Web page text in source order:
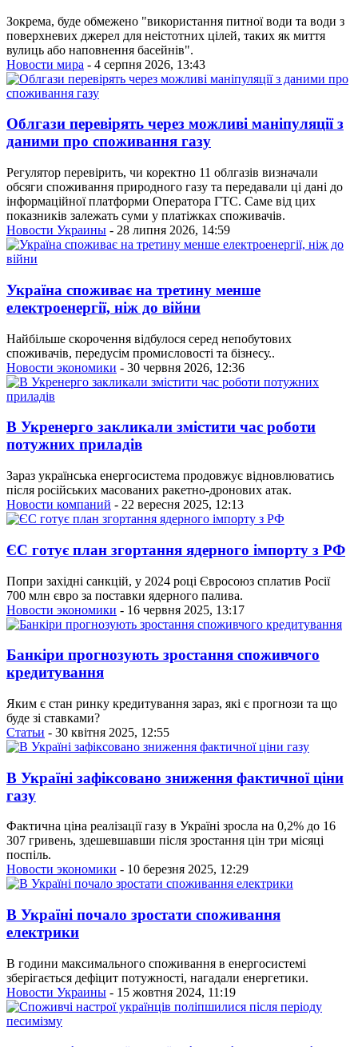
Зокрема, буде обмежено "використання питної води та води з
поверхневих джерел для неістотних цілей, таких як миття
вулиць або наповнення басейнів".
Новости мира - 4 серпня 2026, 13:43
Облгази перевірять через можливі маніпуляції з
даними про споживання газу
Регулятор перевірить, чи коректно 11 облгазів визначали
обсяги споживання природного газу та передавали ці дані до
інформаційної платформи Оператора ГТС. Саме від цих
показників залежать суми у платіжках споживачів.
Новости Украины - 28 липня 2026, 14:59
Україна споживає на третину менше
електроенергії, ніж до війни
Найбільше скорочення відбулося серед непобутових
споживачів, передусім промисловості та бізнесу..
Новости экономики - 30 червня 2026, 12:36
В Укренерго закликали змістити час роботи
потужних приладів
Зараз українська енергосистема продовжує відновлюватись
після російських масованих ракетно-дронових атак.
Новости компаний - 22 вересня 2025, 12:13
ЄС готує план згортання ядерного імпорту з РФ
Попри західні санкцій, у 2024 році Євросоюз сплатив Росії
700 млн євро за поставки ядерного палива.
Новости экономики - 16 червня 2025, 13:17
Банкіри прогнозують зростання споживчого
кредитування
Яким є стан ринку кредитування зараз, які є прогнози та що
буде зі ставками?
Статьи - 30 квітня 2025, 12:55
В Україні зафіксовано зниження фактичної ціни
газу
Фактична ціна реалізації газу в Україні зросла на 0,2% до 16
307 гривень, здешевшавши після зростання цін три місяці
поспіль.
Новости экономики - 10 березня 2025, 12:29
В Україні почало зростати споживання
електрики
В години максимального споживання в енергосистемі
зберігається дефіцит потужності, нагадали енергетики.
Новости Украины - 15 жовтня 2024, 11:19